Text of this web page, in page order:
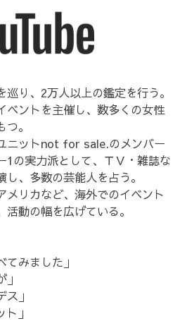
り、2万人以上の鑑定を行う。
ベントを主催し、数多くの女性
。
ニットnot for sale.のメンバー
1の実力派として、ＴＶ・雑誌な
、多数の芸能人を占う。
メリカなど、海外でのイベント
動の幅を広げている。
てみました」
」
」